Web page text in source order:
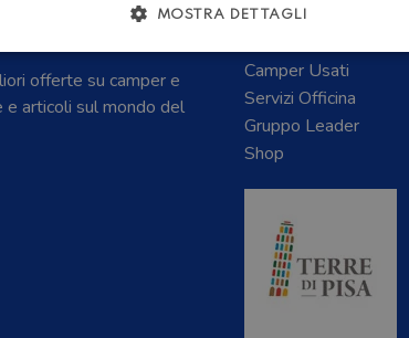
E DEL
offerte su camper e
e articoli sul mondo del
Home
Camper Usati
Servizi Officina
Gruppo Leader
Shop
MOSTRA DETTAGLI